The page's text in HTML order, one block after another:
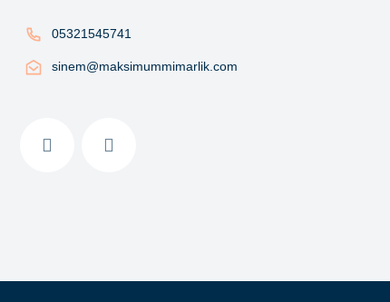
05321545741
sinem@maksimummimarlik.com